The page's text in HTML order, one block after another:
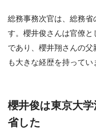
総務事務次官は、総務
す。櫻井俊さんは官僚
であり、櫻井翔さんの
も大きな経歴を持ってい
櫻井俊は東京大
省した